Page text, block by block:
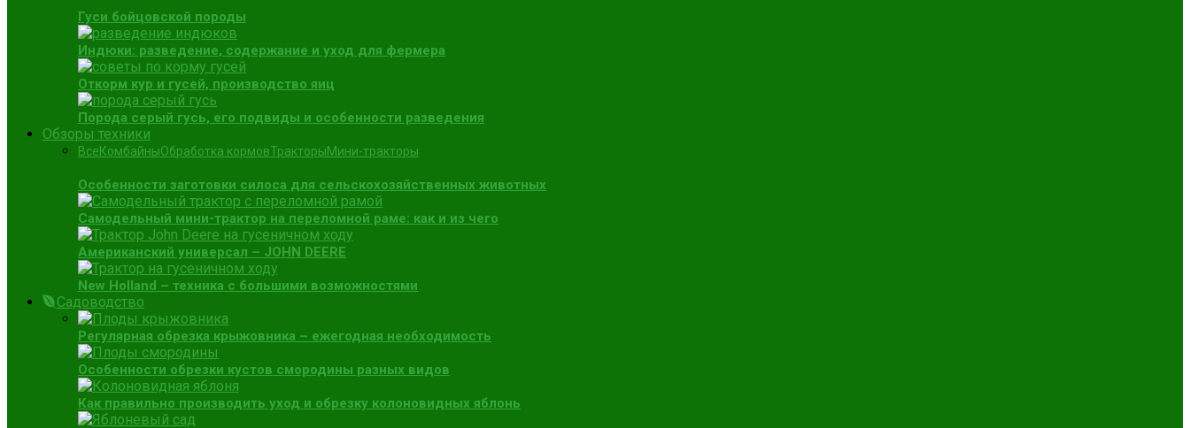
Гуси бойцовской породы
Индюки: разведение, содержание и уход для фермера
Откорм кур и гусей, производство яиц
Порода серый гусь, его подвиды и особенности разведения
Обзоры техники
ВсеКомбайныОбработка кормовТракторыМини-тракторы
Особенности заготовки силоса для сельскохозяйственных животных
Самодельный мини-трактор на переломной раме: как и из чего
Американский универсал – JOHN DEERE
New Holland – техника с большими возможностями
Садоводство
Регулярная обрезка крыжовника – ежегодная необходимость
Особенности обрезки кустов смородины разных видов
Как правильно производить уход и обрезку колоновидных яблонь